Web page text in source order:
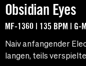
Obsidian Eyes
MF-1360 | 135 BPM | G-
Naiv anfangender
langen, teils